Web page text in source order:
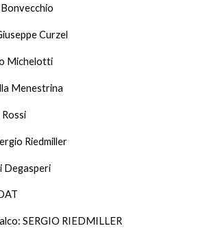
Curzel
Michelotti
Menestrina
Riedmiller
Degasperi
: SERGIO RIEDMILLER